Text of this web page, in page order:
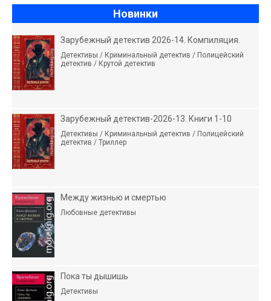
Новинки
Зарубежный детектив 2026-14. Компиляция.
Детективы / Криминальный детектив / Полицейский
детектив / Крутой детектив
Зарубежный детектив-2026-13. Книги 1-10
Детективы / Криминальный детектив / Полицейский
детектив / Триллер
Между жизнью и смертью
Любовные детективы
Пока ты дышишь
Детективы